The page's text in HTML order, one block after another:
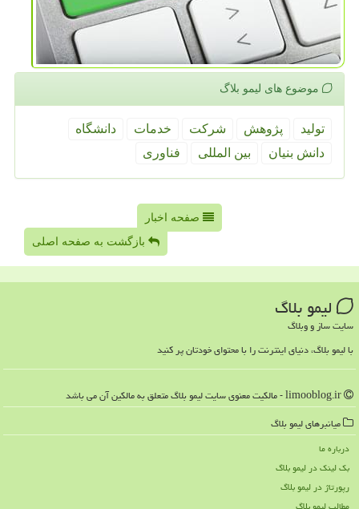
موضوع های لیمو بلاگ
تولید پژوهش شركت خدمات
دانشگاه
دانش بنیان
بین المللی فناوری
صفحه اخبار
بازگشت به صفحه اصلی
لیمو بلاگ
سایت ساز و وبلاگ
با لیمو بلاگ، دنیای اینترنت را با محتوای خودتان پر کنید
میانبرهای لیمو بلاگ
درباره ما
بک لینک در لیمو بلاگ
رپورتاژ در لیمو بلاگ